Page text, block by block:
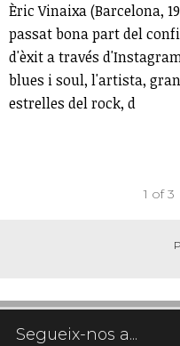
Èric Vinaixa (Barcelona,
passat bona part del
d'èxit a través
blues i soul, l'artista,
estrelles del rock, d
1 of 3
Segueix-nos a...